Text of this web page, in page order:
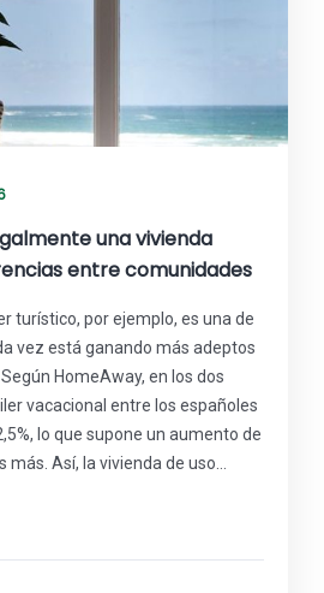
una vivienda
entre comunidades
turístico, por ejemplo, es una de
vez está ganando más adeptos
HomeAway, en los dos
vacacional entre los españoles
lo que supone un aumento de
Así, la vivienda de uso…